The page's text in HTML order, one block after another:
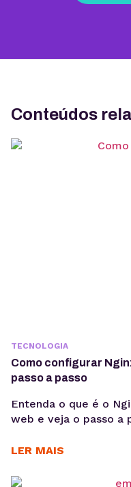
Conteúdos
TECNOLOGIA
Como configurar
passo a passo
Entenda o que é o
web e veja o passo a
Aprender como
sites em produção
LER MAIS